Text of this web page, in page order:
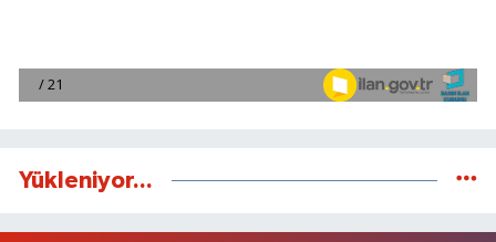
Yükleniyor...